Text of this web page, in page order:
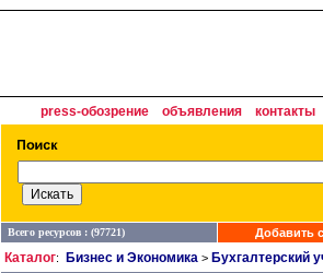
press-обозрение объявления контакты
Всего ресурсов : (97721) Добавить
Каталог: Бизнес и Экономика > Бухгалтерский